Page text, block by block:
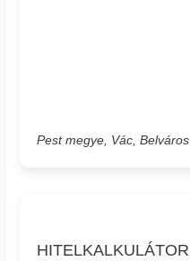
Pest megye, Vác, Belváros
HITELKALKULÁTOR